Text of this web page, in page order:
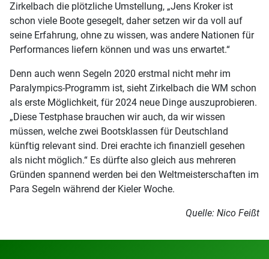
Zirkelbach die plötzliche Umstellung, „Jens Kroker ist
schon viele Boote gesegelt, daher setzen wir da voll auf
seine Erfahrung, ohne zu wissen, was andere Nationen für
Performances liefern können und was uns erwartet.“
Denn auch wenn Segeln 2020 erstmal nicht mehr im
Paralympics-Programm ist, sieht Zirkelbach die WM schon
als erste Möglichkeit, für 2024 neue Dinge auszuprobieren.
„Diese Testphase brauchen wir auch, da wir wissen
müssen, welche zwei Bootsklassen für Deutschland
künftig relevant sind. Drei erachte ich finanziell gesehen
als nicht möglich.“ Es dürfte also gleich aus mehreren
Gründen spannend werden bei den Weltmeisterschaften im
Para Segeln während der Kieler Woche.
Quelle: Nico Feißt